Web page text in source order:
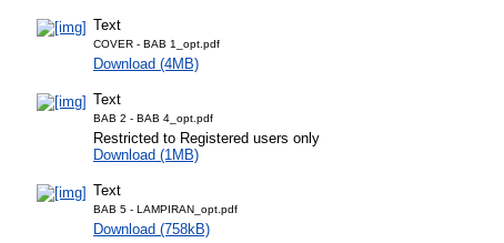
Text
COVER - BAB 1_opt.pdf
Download (4MB)
Text
BAB 2 - BAB 4_opt.pdf
Restricted to Registered users only
Download (1MB)
Text
BAB 5 - LAMPIRAN_opt.pdf
Download (758kB)